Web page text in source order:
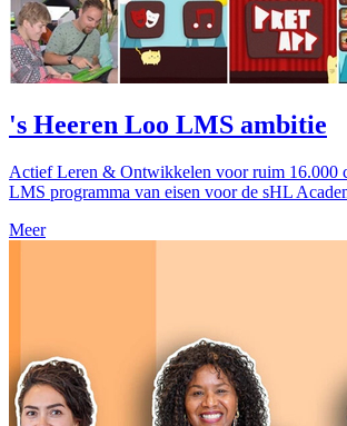
's Heeren Loo LMS ambitie
Actief Leren & Ontwikkelen voor ruim 16.000
LMS programma van eisen voor de sHL
Meer